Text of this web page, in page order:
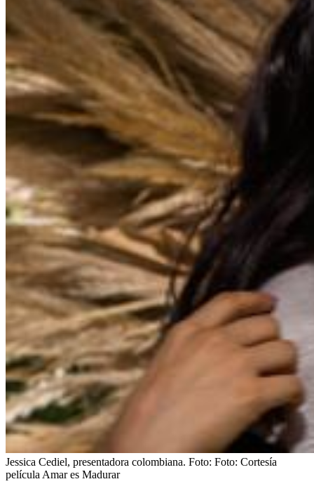
Jessica Cediel, presentadora colombiana. Foto: Foto: Cortesía
película Amar es Madurar